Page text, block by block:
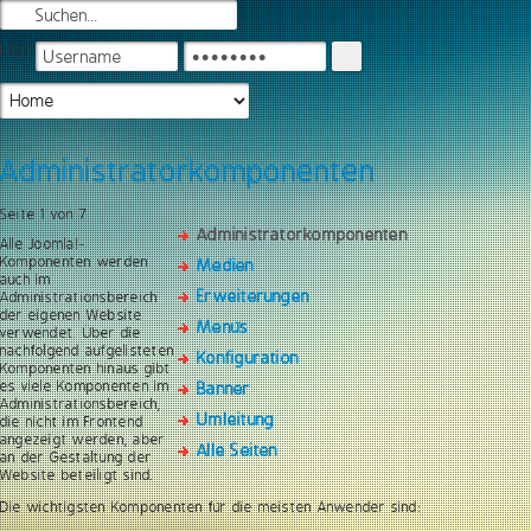
Login
Administratorkomponenten
Administratorkomponenten
Medien
Erweiterungen
Menüs
Konfiguration
Banner
Umleitung
Alle Seiten
Seite 1 von 7
Alle Joomla!-
Komponenten werden
auch im
Administrationsbereich
der eigenen Website
verwendet. Über die
nachfolgend aufgelisteten
Komponenten hinaus gibt
es viele Komponenten im
Administrationsbereich,
die nicht im Frontend
angezeigt werden, aber
an der Gestaltung der
Website beteiligt sind.
Die wichtigsten Komponenten für die meisten Anwender sind: